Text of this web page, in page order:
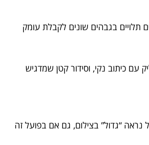
תלויים בגבהים שונים לקבלת עומק
עם כיתוב נקי, וסידור קטן שמדגיש
נראה “גדול” בצילום, גם אם בפועל זה